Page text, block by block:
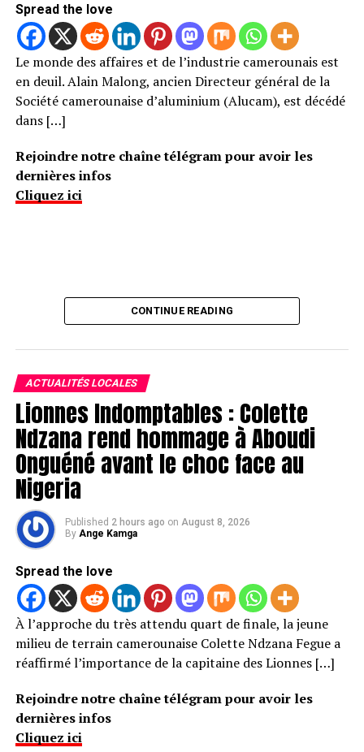
Spread the love
Le monde des affaires et de l’industrie camerounais est
en deuil. Alain Malong, ancien Directeur général de la
Société camerounaise d’aluminium (Alucam), est décédé
dans […]
Rejoindre notre chaîne télégram pour avoir les
dernières infos
Cliquez ici
CONTINUE READING
ACTUALITÉS LOCALES
Lionnes Indomptables : Colette
Ndzana rend hommage à Aboudi
Onguéné avant le choc face au
Nigeria
Published 2 hours ago on August 8, 2026
By Ange Kamga
Spread the love
À l’approche du très attendu quart de finale, la jeune
milieu de terrain camerounaise Colette Ndzana Fegue a
réaffirmé l’importance de la capitaine des Lionnes […]
Rejoindre notre chaîne télégram pour avoir les
dernières infos
Cliquez ici